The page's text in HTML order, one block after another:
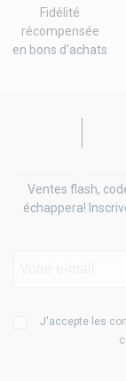
Fidélité
récompensée
en bons d'achats
Ventes flash,
échappera!
J'accepte les